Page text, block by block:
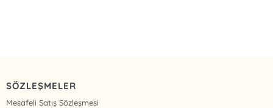
SÖZLEŞMELER
Mesafeli Satış Sözleşmesi